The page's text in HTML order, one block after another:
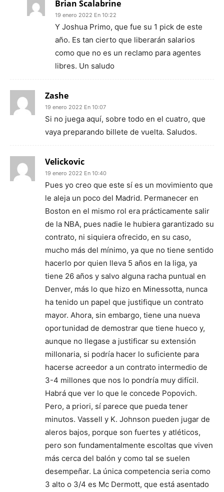
Brian Scalabrine
19 enero 2022 En 10:22
Y Joshua Primo, que fue su 1 pick de este
año. Es tan cierto que liberarán salarios
como que no es un reclamo para agentes
libres. Un saludo
Zashe
19 enero 2022 En 10:07
Si no juega aquí, sobre todo en el cuatro, que
vaya preparando billete de vuelta. Saludos.
Velickovic
19 enero 2022 En 10:40
Pues yo creo que este sí es un movimiento que
le aleja un poco del Madrid. Permanecer en
Boston en el mismo rol era prácticamente salir
de la NBA, pues nadie le hubiera garantizado su
contrato, ni siquiera ofrecido, en su caso,
mucho más del mínimo, ya que no tiene sentido
hacerlo por quien lleva 5 años en la liga, ya
tiene 26 años y salvo alguna racha puntual en
Denver, más lo que hizo en Minessotta, nunca
ha tenido un papel que justifique un contrato
mayor. Ahora, sin embargo, tiene una nueva
oportunidad de demostrar que tiene hueco y,
aunque no llegase a justificar su extensión
millonaria, si podría hacer lo suficiente para
hacerse acreedor a un contrato intermedio de
3-4 millones que nos lo pondría muy difícil.
Habrá que ver lo que le concede Popovich.
Pero, a priori, sí parece que pueda tener
minutos. Vassell y K. Johnson pueden jugar de
aleros bajos, porque son fuertes y atléticos,
pero son fundamentalmente escoltas que viven
más cerca del balón y como tal se suelen
desempeñar. La única competencia seria como
3 alto o 3/4 es Mc Dermott, que está asentado